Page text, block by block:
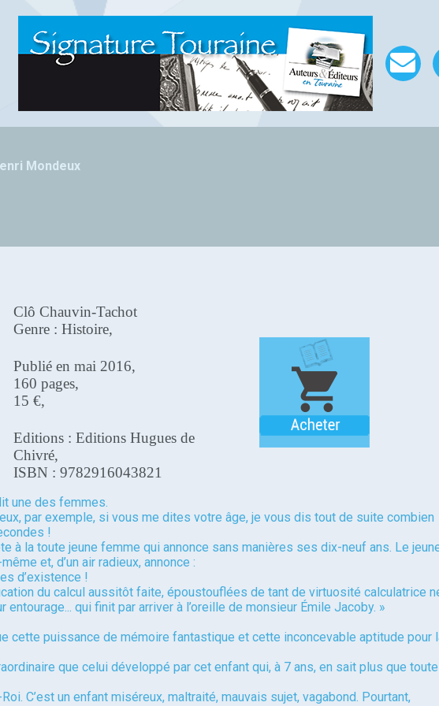
Mondeux
Clô Chauvin-Tachot
Genre : Histoire,
Publié en mai 2016,
160 pages,
15 €,
Editions : Editions Hugues de
Chivré,
ISBN : 9782916043821
une des femmes.
par exemple, si vous me dites votre âge, je vous dis tout de suite combien
!
à la toute jeune femme qui annonce sans manières ses dix-neuf ans. Le
et, d’un air radieux, annonce :
d’existence !
du calcul aussitôt faite, époustouflées de tant de virtuosité calculatrice
qui finit par arriver à l’oreille de monsieur Émile Jacoby. »
cette puissance de mémoire fantastique et cette inconcevable aptitude pour
que celui développé par cet enfant qui, à 7 ans, en sait plus que toute
C’est un enfant miséreux, maltraité, mauvais sujet, vagabond. Pourtant,